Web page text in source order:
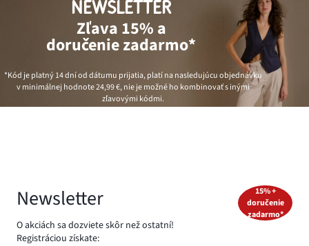
NEWSLETTER
Zľava 15% a
doručenie zadarmo*
*Kód je platný 14 dní od dátumu prijatia, platí na nasledujúcu objednávku
v minimálnej hodnote24,99 €, nie je možné ho kombinovať s inými
zľavovými kódmi.
Newsletter
O akciách sa dozviete skôr než ostatní!
Registráciou získate:
15% +
doručenie
zadarmo*